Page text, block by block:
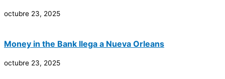
octubre 23, 2025
Money in the Bank llega a Nueva Orleans
octubre 23, 2025